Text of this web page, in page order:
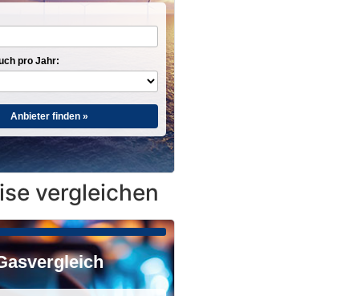
pro Jahr:
Anbieter finden »
vergleichen